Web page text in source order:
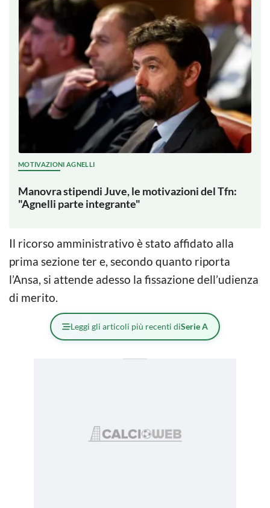
MOTIVAZIONI AGNELLI
Manovra stipendi Juve, le motivazioni del Tfn:
"Agnelli parte integrante"
Il ricorso amministrativo è stato affidato alla
prima sezione ter e, secondo quanto riporta
l’Ansa, si attende adesso la fissazione dell’udienza
di merito.
Leggi gli articoli più recenti diSerie A